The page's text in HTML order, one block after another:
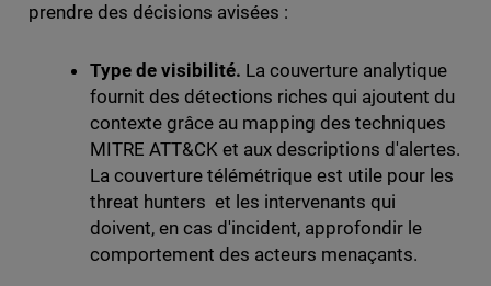
prendre des décisions avisées :
Type de visibilité. La couverture analytique
fournit des détections riches qui ajoutent du
contexte grâce au mapping des techniques
MITRE ATT&CK et aux descriptions d'alertes.
La couverture télémétrique est utile pour les
threat hunters et les intervenants qui
doivent, en cas d'incident, approfondir le
comportement des acteurs menaçants.